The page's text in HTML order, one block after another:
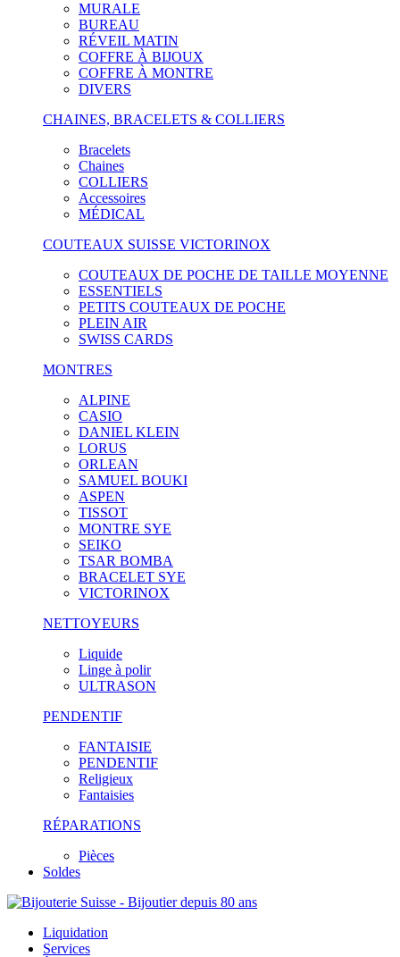
MURALE
BUREAU
RÉVEIL MATIN
COFFRE À BIJOUX
COFFRE À MONTRE
DIVERS
CHAINES, BRACELETS & COLLIERS
Bracelets
Chaines
COLLIERS
Accessoires
MÉDICAL
COUTEAUX SUISSE VICTORINOX
COUTEAUX DE POCHE DE TAILLE MOYENNE
ESSENTIELS
PETITS COUTEAUX DE POCHE
PLEIN AIR
SWISS CARDS
MONTRES
ALPINE
CASIO
DANIEL KLEIN
LORUS
ORLEAN
SAMUEL BOUKI
ASPEN
TISSOT
MONTRE SYE
SEIKO
TSAR BOMBA
BRACELET SYE
VICTORINOX
NETTOYEURS
Liquide
Linge à polir
ULTRASON
PENDENTIF
FANTAISIE
PENDENTIF
Religieux
Fantaisies
RÉPARATIONS
Pièces
Soldes
Liquidation
Services